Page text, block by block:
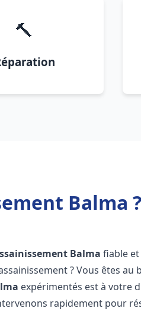
🔨
Balma ?
Balma fiable
? Vous êtes
expérimentés est à votre
rapidement pour